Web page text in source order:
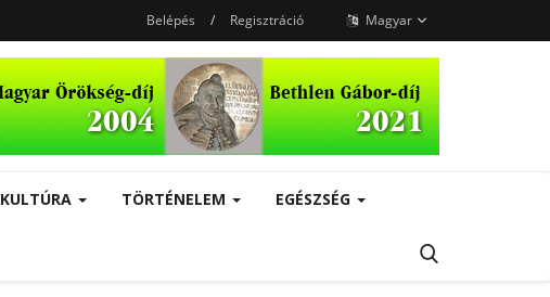
Belépés / Regisztráció Magyar
KULTÚRA TÖRTÉNELEM EGÉSZSÉG